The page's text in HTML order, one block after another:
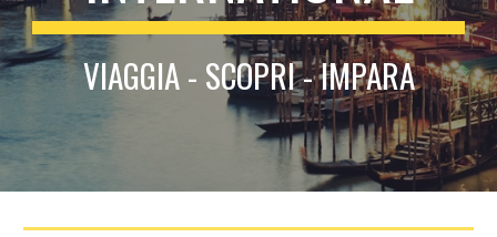
VIAGGIA - SCOPRI - IMPARA